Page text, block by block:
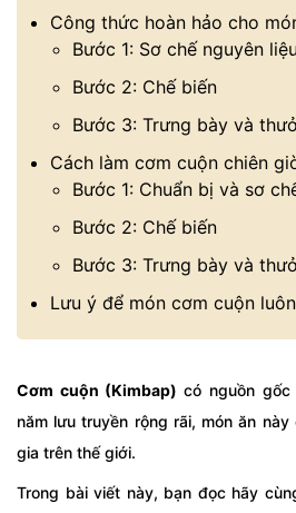
Công thức hoàn hảo cho
Bước 1: Sơ chế nguyên liệu
Bước 2: Chế biến
Bước 3: Trưng bày và
Cách làm cơm cuộn chiên
Bước 1: Chuẩn bị và sơ
Bước 2: Chế biến
Bước 3: Trưng bày và
Lưu ý để món cơm cuộn
Cơm cuộn (Kimbap)có nguồn gốc
năm lưu truyền rộng rãi, món ăn
gia trên thế giới.
Trong bài viết này, bạn đọc hãy